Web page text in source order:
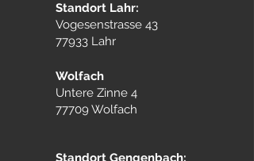
Standort Lahr:
Vogesenstrasse 43
77933 Lahr
Wolfach
Untere Zinne 4
77709 Wolfach
Standort Gengenbach: